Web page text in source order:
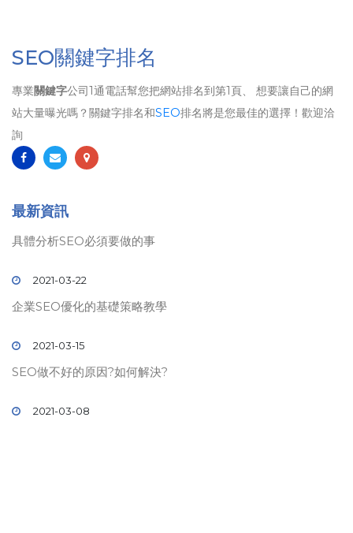
SEO關鍵字排名
專業關鍵字公司1通電話幫您把網站排名到第1頁、 想要讓自己的網
站大量曝光嗎？關鍵字排名和SEO排名將是您最佳的選擇！歡迎洽
詢
最新資訊
具體分析SEO必須要做的事
2021-03-22
企業SEO優化的基礎策略教學
2021-03-15
SEO做不好的原因?如何解決?
2021-03-08